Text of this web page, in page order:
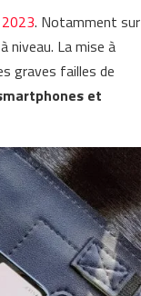
2023. Notamment sur
niveau. La mise à
graves failles de
et